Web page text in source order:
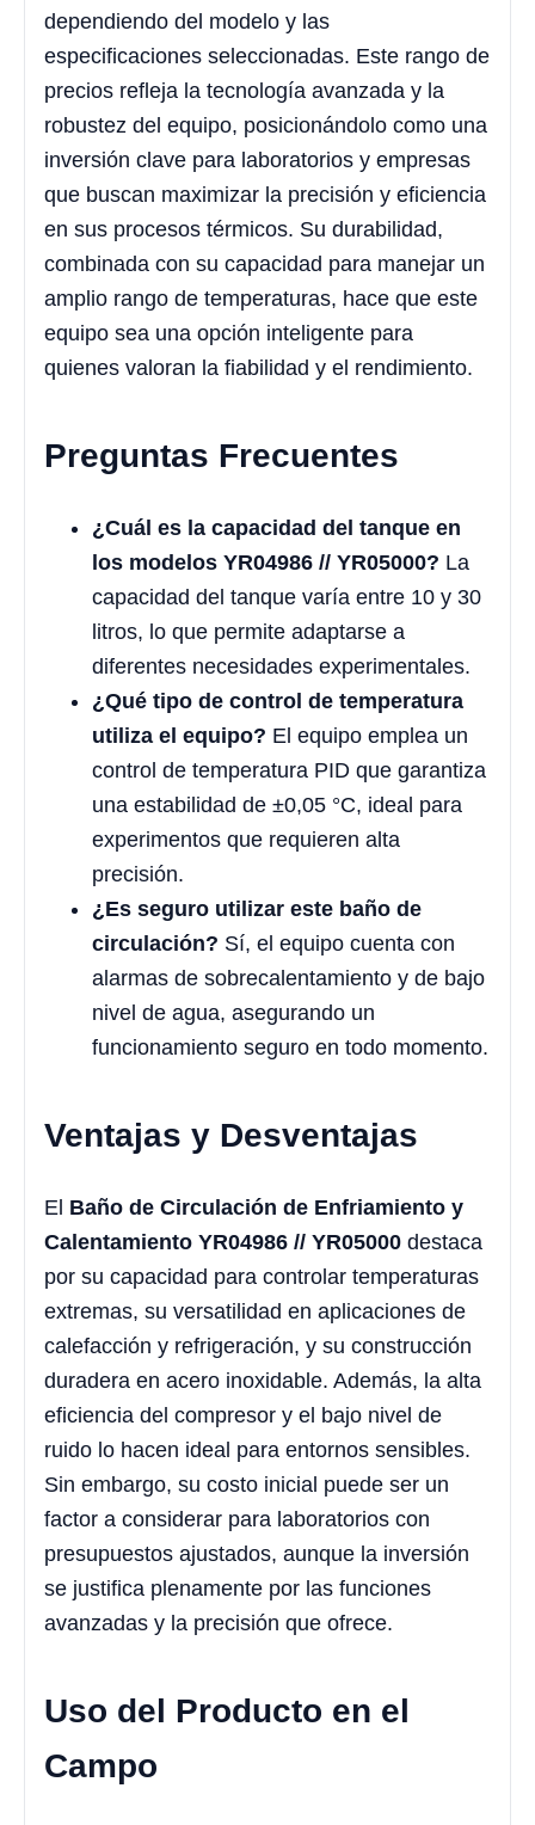
dependiendo del modelo y las
especificaciones seleccionadas. Este rango de
precios refleja la tecnología avanzada y la
robustez del equipo, posicionándolo como una
inversión clave para laboratorios y empresas
que buscan maximizar la precisión y eficiencia
en sus procesos térmicos. Su durabilidad,
combinada con su capacidad para manejar un
amplio rango de temperaturas, hace que este
equipo sea una opción inteligente para
quienes valoran la fiabilidad y el rendimiento.
Preguntas Frecuentes
¿Cuál es la capacidad del tanque en
los modelos YR04986 // YR05000? La
capacidad del tanque varía entre 10 y 30
litros, lo que permite adaptarse a
diferentes necesidades experimentales.
¿Qué tipo de control de temperatura
utiliza el equipo? El equipo emplea un
control de temperatura PID que garantiza
una estabilidad de ±0,05 °C, ideal para
experimentos que requieren alta
precisión.
¿Es seguro utilizar este baño de
circulación? Sí, el equipo cuenta con
alarmas de sobrecalentamiento y de bajo
nivel de agua, asegurando un
funcionamiento seguro en todo momento.
Ventajas y Desventajas
El Baño de Circulación de Enfriamiento y
Calentamiento YR04986 // YR05000 destaca
por su capacidad para controlar temperaturas
extremas, su versatilidad en aplicaciones de
calefacción y refrigeración, y su construcción
duradera en acero inoxidable. Además, la alta
eficiencia del compresor y el bajo nivel de
ruido lo hacen ideal para entornos sensibles.
Sin embargo, su costo inicial puede ser un
factor a considerar para laboratorios con
presupuestos ajustados, aunque la inversión
se justifica plenamente por las funciones
avanzadas y la precisión que ofrece.
Uso del Producto en el
Campo